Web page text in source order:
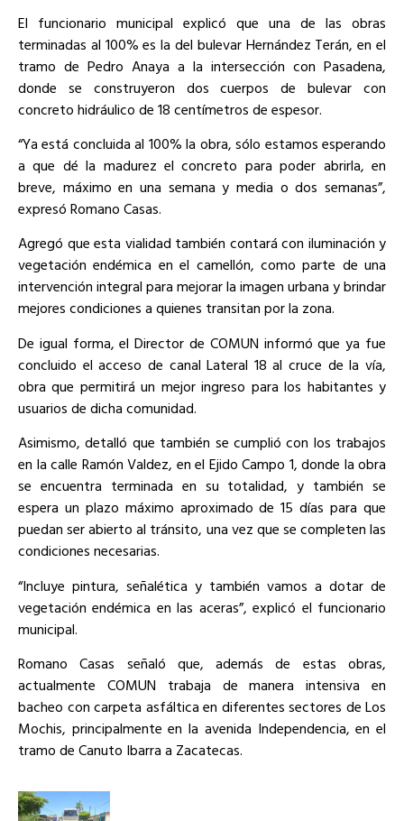
El funcionario municipal explicó que una de las obras
terminadas al 100% es la del bulevar Hernández Terán, en el
tramo de Pedro Anaya a la intersección con Pasadena,
donde se construyeron dos cuerpos de bulevar con
concreto hidráulico de 18 centímetros de espesor.
“Ya está concluida al 100% la obra, sólo estamos esperando
a que dé la madurez el concreto para poder abrirla, en
breve, máximo en una semana y media o dos semanas”,
expresó Romano Casas.
Agregó que esta vialidad también contará con iluminación y
vegetación endémica en el camellón, como parte de una
intervención integral para mejorar la imagen urbana y brindar
mejores condiciones a quienes transitan por la zona.
De igual forma, el Director de COMUN informó que ya fue
concluido el acceso de canal Lateral 18 al cruce de la vía,
obra que permitirá un mejor ingreso para los habitantes y
usuarios de dicha comunidad.
Asimismo, detalló que también se cumplió con los trabajos
en la calle Ramón Valdez, en el Ejido Campo 1, donde la obra
se encuentra terminada en su totalidad, y también se
espera un plazo máximo aproximado de 15 días para que
puedan ser abierto al tránsito, una vez que se completen las
condiciones necesarias.
“Incluye pintura, señalética y también vamos a dotar de
vegetación endémica en las aceras”, explicó el funcionario
municipal.
Romano Casas señaló que, además de estas obras,
actualmente COMUN trabaja de manera intensiva en
bacheo con carpeta asfáltica en diferentes sectores de Los
Mochis, principalmente en la avenida Independencia, en el
tramo de Canuto Ibarra a Zacatecas.